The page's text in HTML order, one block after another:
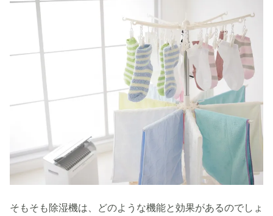
そもそも除湿機は、どのような機能と効果があるのでしょ